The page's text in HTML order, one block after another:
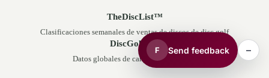
F Send feedback –
TheDiscList™
Clasificaciones semanales de ventas de discos de disc golf
DiscGolfAPI
Datos globales de campos de disc golf